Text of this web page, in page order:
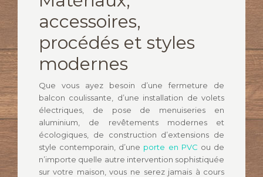
accessoires,
procédés et styles
modernes
Que vous ayez besoin d’une fermeture de
balcon coulissante, d’une installation de volets
électriques, de pose de menuiseries en
aluminium, de revêtements modernes et
écologiques, de construction d’extensions de
style contemporain, d’une porte en PVC ou de
n’importe quelle autre intervention sophistiquée
sur votre maison, vous ne serez jamais à cours